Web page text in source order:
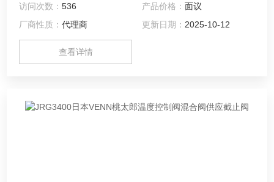
度。
访问次数：536 产品价格： 面议
厂商性质：代理商 更新日期： 2025-10-12
查看详情